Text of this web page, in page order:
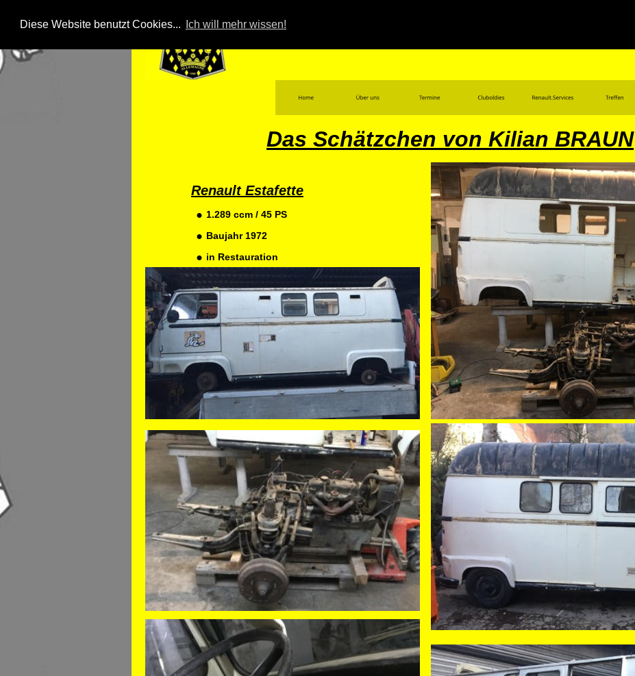
Diese Website benutzt Cookies... Ich will mehr wissen!
Das Schätzchen von Kilian BRAUN
Renault Estafette
• 1.289 ccm / 45 PS
• Baujahr 1972
• in Restauration